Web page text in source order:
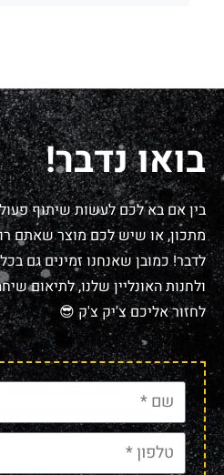
בואו נדבר!
בין אם בא לכם לעשות שיתוף
מתכון, או שיש לכם מוצר שאתם
לדבר! כמובן שאנחנו זמינים גם
ולחנות האונליין שלנו, לתיאום
לחזור אליכם צ'יק צ'ק 😎